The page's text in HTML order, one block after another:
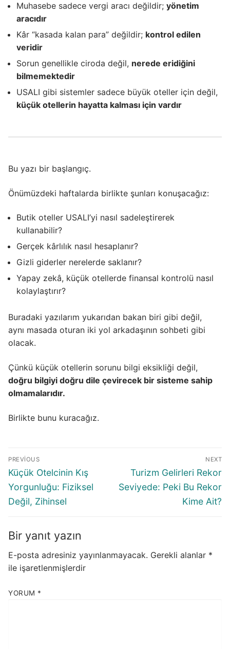
Muhasebe sadece vergi aracı değildir; yönetim
aracıdır
Kâr “kasada kalan para” değildir; kontrol edilen
veridir
Sorun genellikle ciroda değil, nerede eridiğini
bilmemektedir
USALI gibi sistemler sadece büyük oteller için değil,
küçük otellerin hayatta kalması için vardır
Bu yazı bir başlangıç.
Önümüzdeki haftalarda birlikte şunları konuşacağız:
Butik oteller USALI’yi nasıl sadeleştirerek
kullanabilir?
Gerçek kârlılık nasıl hesaplanır?
Gizli giderler nerelerde saklanır?
Yapay zekâ, küçük otellerde finansal kontrolü nasıl
kolaylaştırır?
Buradaki yazılarım yukarıdan bakan biri gibi değil,
aynı masada oturan iki yol arkadaşının sohbeti gibi
olacak.
Çünkü küçük otellerin sorunu bilgi eksikliği değil,
doğru bilgiyi doğru dile çevirecek bir sisteme sahip
olmamalarıdır.
Birlikte bunu kuracağız.
Yazı
gezinmesi
PREVIOUS
Previous
post:
Küçük Otelcinin Kış
Yorgunluğu: Fiziksel
Değil, Zihinsel
NEXT
Next
post:
Turizm Gelirleri Rekor
Seviyede: Peki Bu Rekor
Kime Ait?
Bir yanıt yazın
E-posta adresiniz yayınlanmayacak. Gerekli alanlar *
ile işaretlenmişlerdir
YORUM *